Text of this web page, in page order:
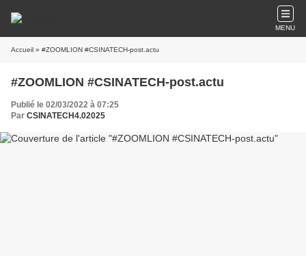
MENU
Accueil » #ZOOMLION #CSINATECH-post.actu
#ZOOMLION #CSINATECH-post.actu
Publié le 02/03/2022 à 07:25
Par CSINATECH4.02025